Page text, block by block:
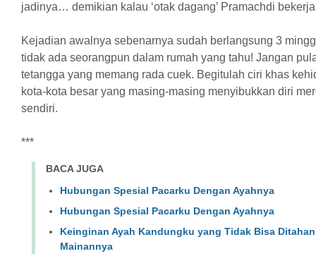
jadinya… demikian kalau ‘otak dagang’ Pramachdi
Kejadian awalnya sebenarnya sudah berlangsung 3
tidak ada seorangpun dalam rumah yang tahu! Jangan
tetangga yang memang rada cuek. Begitulah ciri khas
kota-kota besar yang masing-masing menyibukkan diri
sendiri.
***
BACA JUGA
Hubungan Spesial Pacarku Dengan Ayahnya
Hubungan Spesial Pacarku Dengan Ayahnya
Keinginan Ayah Kandungku yang Tidak Bisa
Mainannya